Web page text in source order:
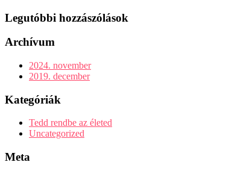
Legutóbbi hozzászólások
Archívum
2024. november
2019. december
Kategóriák
Tedd rendbe az életed
Uncategorized
Meta